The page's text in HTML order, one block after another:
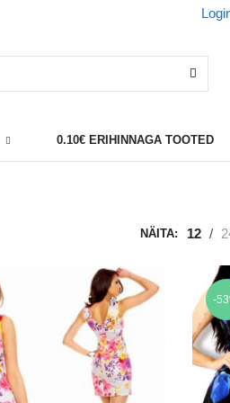
0.10€ ERIHINNAGA TOOTED
NÄITA: 12 /
-